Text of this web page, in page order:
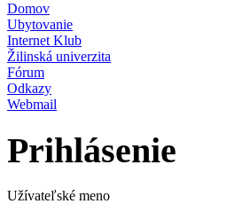
Domov
Ubytovanie
Internet Klub
Žilinská univerzita
Fórum
Odkazy
Webmail
Prihlásenie
Užívateľské meno